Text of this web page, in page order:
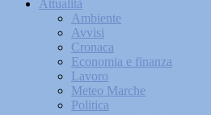
Attualità
Ambiente
Avvisi
Cronaca
Economia e finanza
Lavoro
Meteo Marche
Politica